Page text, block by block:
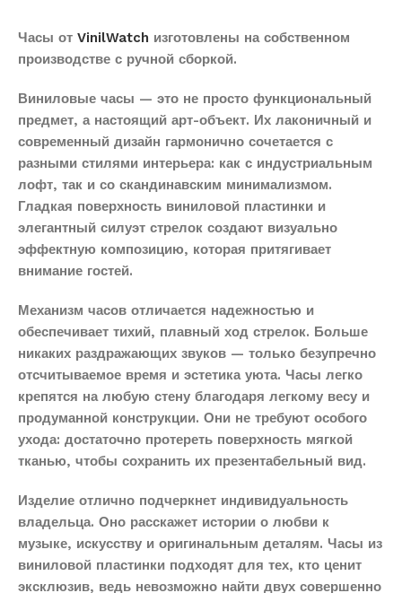
Часы от VinilWatch изготовлены на собственном
производстве с ручной сборкой.
Виниловые часы — это не просто функциональный
предмет, а настоящий арт-объект. Их лаконичный и
современный дизайн гармонично сочетается с
разными стилями интерьера: как с индустриальным
лофт, так и со скандинавским минимализмом.
Гладкая поверхность виниловой пластинки и
элегантный силуэт стрелок создают визуально
эффектную композицию, которая притягивает
внимание гостей.
Механизм часов отличается надежностью и
обеспечивает тихий, плавный ход стрелок. Больше
никаких раздражающих звуков — только безупречно
отсчитываемое время и эстетика уюта. Часы легко
крепятся на любую стену благодаря легкому весу и
продуманной конструкции. Они не требуют особого
ухода: достаточно протереть поверхность мягкой
тканью, чтобы сохранить их презентабельный вид.
Изделие отлично подчеркнет индивидуальность
владельца. Оно расскажет истории о любви к
музыке, искусству и оригинальным деталям. Часы из
виниловой пластинки подходят для тех, кто ценит
эксклюзив, ведь невозможно найти двух совершенно